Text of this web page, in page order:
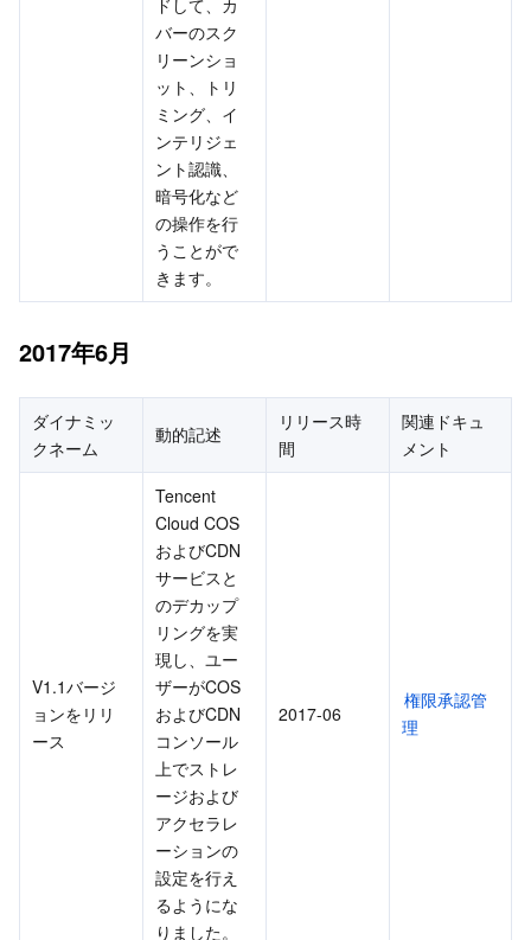
Region Management System
Quota Center
Cloud Resource Center
Performance Testing Service
About Console
Terms and Policies
Tencent Cloud Training and Certification
Partner Support Plan
ドして、カ
バーのスク
リーンショ
ット、トリ
ミング、イ
ンテリジェ
ント認識、
暗号化など
の操作を行
うことがで
きます。
2017年6月
ダイナミッ
クネーム
動的記述
リリース時
間
関連ドキュ
メント
V1.1バージ
ョンをリリ
ース
Tencent
Cloud COS
およびCDN
サービスと
のデカップ
リングを実
現し、ユー
ザーがCOS
およびCDN
コンソール
上でストレ
ージおよび
アクセラレ
ーションの
設定を行え
るようにな
りました。
2017-06
権限承認管
理